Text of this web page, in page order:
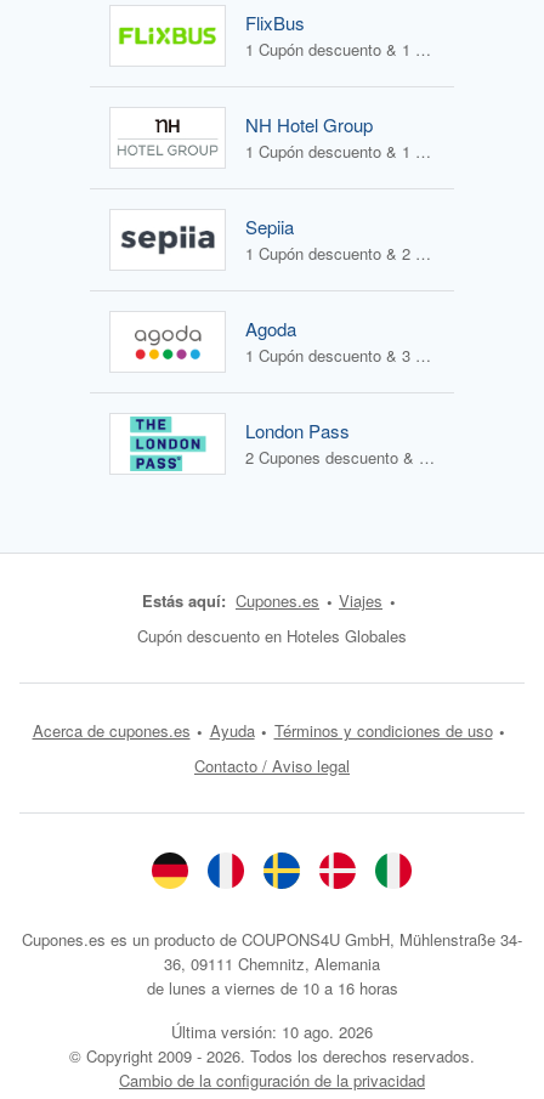
FlixBus
1 Cupón descuento & 1 Oferta
NH Hotel Group
1 Cupón descuento & 1 Oferta
Sepiia
1 Cupón descuento & 2 Ofertas
Agoda
1 Cupón descuento & 3 Ofertas
London Pass
2 Cupones descuento & 0 Ofertas
Estás aquí: Cupones.es
Viajes
Cupón descuento en Hoteles Globales
Acerca de cupones.es Ayuda
Términos y condiciones de uso
Contacto / Aviso legal
Cupones.es es un producto de COUPONS4U GmbH, Mühlenstraße 34-
36, 09111 Chemnitz, Alemania
de lunes a viernes de 10 a 16 horas
Última versión: 10 ago. 2026
© Copyright 2009 - 2026. Todos los derechos reservados.
Cambio de la configuración de la privacidad